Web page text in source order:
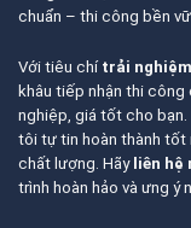
chuẩn – thi công bền
Với tiêu chí trải
khâu tiếp nhận thi
nghiệp, giá tốt cho
tôi tự tin hoàn thành tốt
chất lượng. Hãy liên hệ
trình hoàn hảo và ưng ý